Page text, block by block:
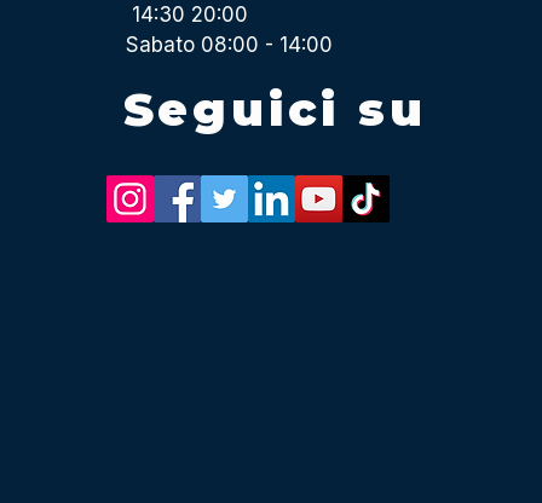
14:30 20:00
Sabato 08:00 - 14:00
Seguici su